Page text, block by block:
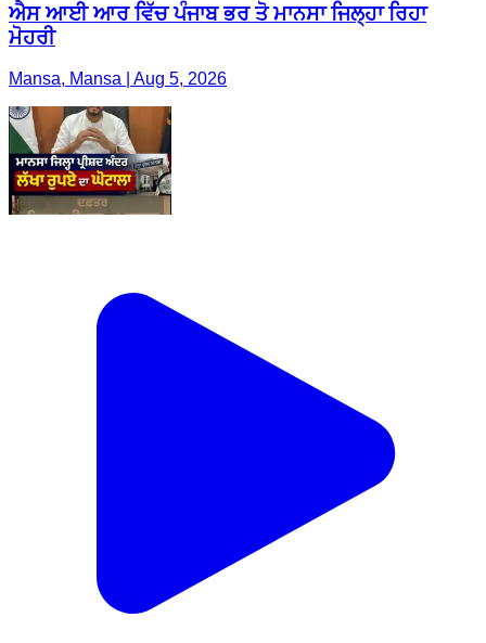
ਐਸ ਆਈ ਆਰ ਵਿੱਚ ਪੰਜਾਬ ਭਰ ਤੋ ਮਾਨਸਾ ਜਿਲ੍ਹਾ ਰਿਹਾ
ਮੋਹਰੀ
Mansa, Mansa | Aug 5, 2026